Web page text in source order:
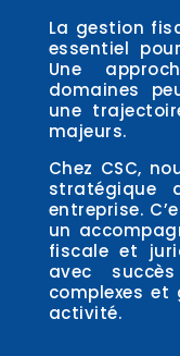
La gestion
essentiel
Une
domaines
une
majeurs.
Chez CSC,
stratégique
entreprise.
un
fiscale et
avec
complexes
activité.